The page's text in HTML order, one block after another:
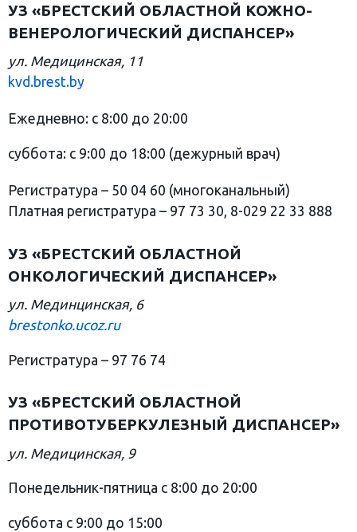
УЗ «БРЕСТСКИЙ ОБЛАСТНОЙ КОЖНО-
ВЕНЕРОЛОГИЧЕСКИЙ ДИСПАНСЕР»
ул. Медицинская, 11
kvd.brest.by
Ежедневно: с 8:00 до 20:00
суббота: с 9:00 до 18:00 (дежурный врач)
Регистратура – 50 04 60 (многоканальный)
Платная регистратура – 97 73 30, 8-029 22 33 888
УЗ «БРЕСТСКИЙ ОБЛАСТНОЙ
ОНКОЛОГИЧЕСКИЙ ДИСПАНСЕР»
ул. Мединцинская, 6
brestonko.ucoz.ru
Регистратура – 97 76 74
УЗ «БРЕСТСКИЙ ОБЛАСТНОЙ
ПРОТИВОТУБЕРКУЛЕЗНЫЙ ДИСПАНСЕР»
ул. Медицинская, 9
Понедельник-пятница с 8:00 до 20:00
суббота с 9:00 до 15:00